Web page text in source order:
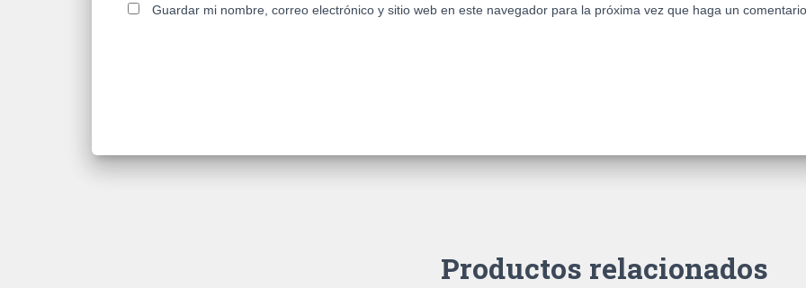
Guardar mi nombre, correo electrónico y sitio web en este navegador para la próxima vez que haga un
Productos relacionados